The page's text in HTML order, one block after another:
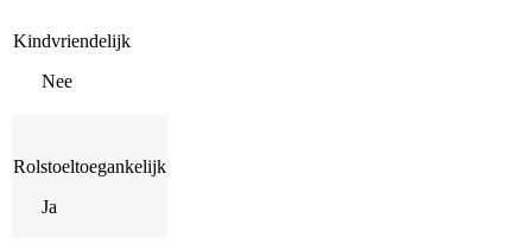
Kindvriendelijk
Nee
Rolstoeltoegankelijk
Ja